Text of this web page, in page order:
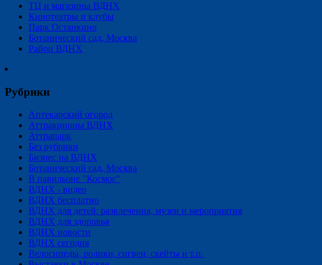
ТЦ и магазины ВДНХ
Кинотеатры и клубы
Парк Останкино
Ботанический сад, Москва
Район ВДНХ
Рубрики
Аптекарский огород
Аттракционы ВДНХ
Аттрапарк
Без рубрики
Бизнес на ВДНХ
Ботанический сад, Москва
В павильоне "Космос"
ВДНХ - видео
ВДНХ бесплатно
ВДНХ для детей: развлечения, музеи и мероприятия
ВДНХ для здоровья
ВДНХ новости
ВДНХ сегодня
Велосипеды, ролики, сигвеи, скейты и т.п.